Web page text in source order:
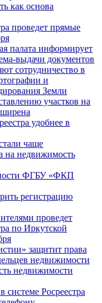
как основа
проведет прямые
палата информирует
выдачи документов
сотрудничество в
и
Земли
участков на
удобнее в
чаще
на недвижимость
ФГБУ «ФКП
регистрацию
проведет
по Иркутской
защитит права
недвижимости
недвижимости
системе Росреестра